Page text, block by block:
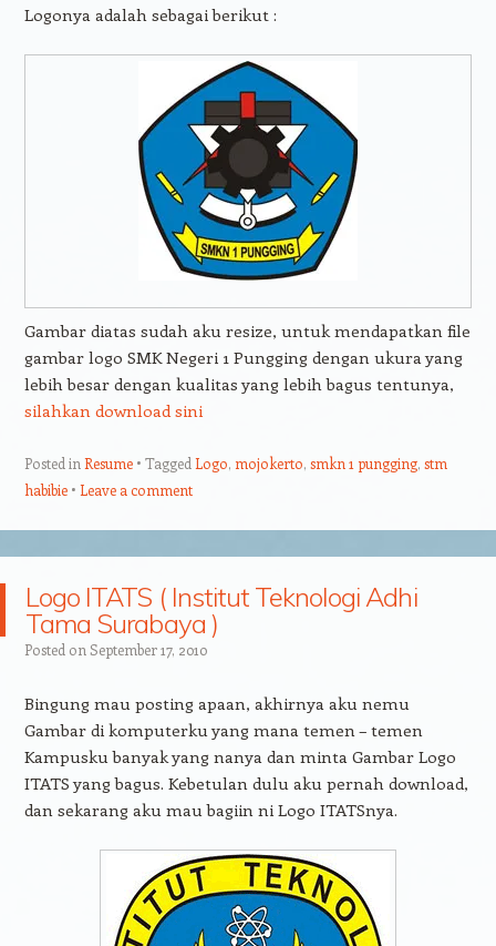
Logonya adalah sebagai berikut :
Gambar diatas sudah aku resize, untuk mendapatkan file
gambar logo SMK Negeri 1 Pungging dengan ukura yang
lebih besar dengan kualitas yang lebih bagus tentunya,
silahkan download sini
Posted in Resume Tagged Logo, mojokerto, smkn 1 pungging, stm
habibie
Leave a comment
Logo ITATS ( Institut Teknologi Adhi
Tama Surabaya )
Posted on September 17, 2010
Bingung mau posting apaan, akhirnya aku nemu
Gambar di komputerku yang mana temen – temen
Kampusku banyak yang nanya dan minta Gambar Logo
ITATS yang bagus. Kebetulan dulu aku pernah download,
dan sekarang aku mau bagiin ni Logo ITATSnya.